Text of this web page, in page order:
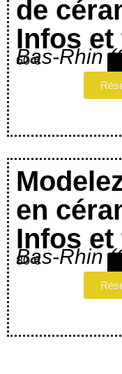
de
Infos et
Bas-Rhin
60 €
en
Infos et
Bas-Rhin
80 €